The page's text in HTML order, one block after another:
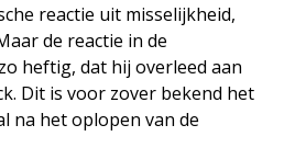
reactie uit misselijkheid,
de reactie in de
heftig, dat hij overleed aan
Dit is voor zover bekend het
na het oplopen van de